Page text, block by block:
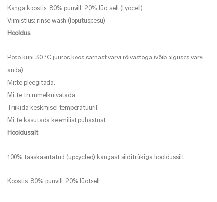
Kanga koostis: 80% puuvill, 20% lüotsell (Lyocell)
Viimistlus: rinse wash (loputuspesu)
Hooldus
Pese kuni 30 °C juures koos sarnast värvi rõivastega (võib alguses värvi
anda).
Mitte pleegitada.
Mitte trummelkuivatada.
Triikida keskmisel temperatuuril.
Mitte kasutada keemilist puhastust.
Hooldussilt
100% taaskasutatud (upcycled) kangast siiditrükiga hooldussilt.
Koostis: 80% puuvill, 20% lüotsell.